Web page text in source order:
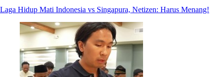
Laga Hidup Mati Indonesia vs Singapura, Netizen: Harus Menang!